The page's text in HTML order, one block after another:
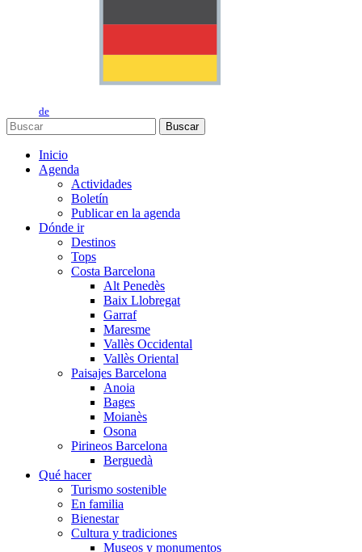
de
Buscar
Inicio
Agenda
Actividades
Boletín
Publicar en la agenda
Dónde ir
Destinos
Tops
Costa Barcelona
Alt Penedès
Baix Llobregat
Garraf
Maresme
Vallès Occidental
Vallès Oriental
Paisajes Barcelona
Anoia
Bages
Moianès
Osona
Pirineos Barcelona
Berguedà
Qué hacer
Turismo sostenible
En familia
Bienestar
Cultura y tradiciones
Museos y monumentos